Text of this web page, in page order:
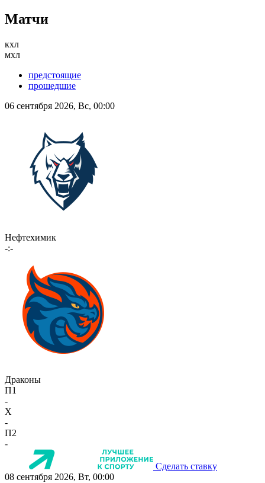
Матчи
кхл
мхл
предстоящие
прошедшие
06 сентября 2026, Вс, 00:00
Нефтехимик
-:-
Драконы
П1
-
X
-
П2
-
Сделать ставку
08 сентября 2026, Вт, 00:00